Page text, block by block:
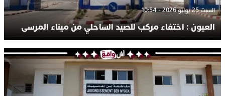
السبت 25 يوليو 2026 - 10:54
العيون : اختفاء مركب للصيد الساحلي من ميناء المرسى